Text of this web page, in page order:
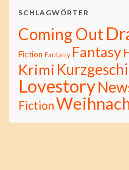
SCHLAGWÖRTER
Coming Out
Fiction Fantasiy Fantasy
Krimi
Lovestory
Fiction